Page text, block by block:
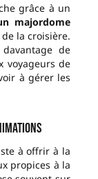
grâce à un
majordome
la croisière.
davantage de
voyageurs de
à gérer les
à offrir à la
propices à la